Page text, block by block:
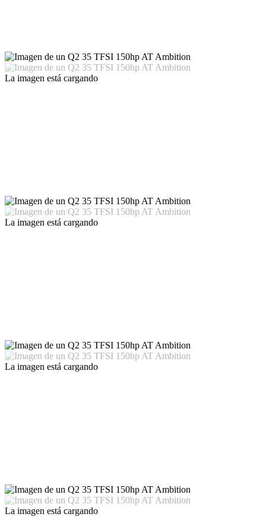
La imagen está cargando
La imagen está cargando
La imagen está cargando
La imagen está cargando